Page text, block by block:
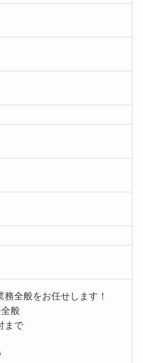
全般をお任せします！
般
まで